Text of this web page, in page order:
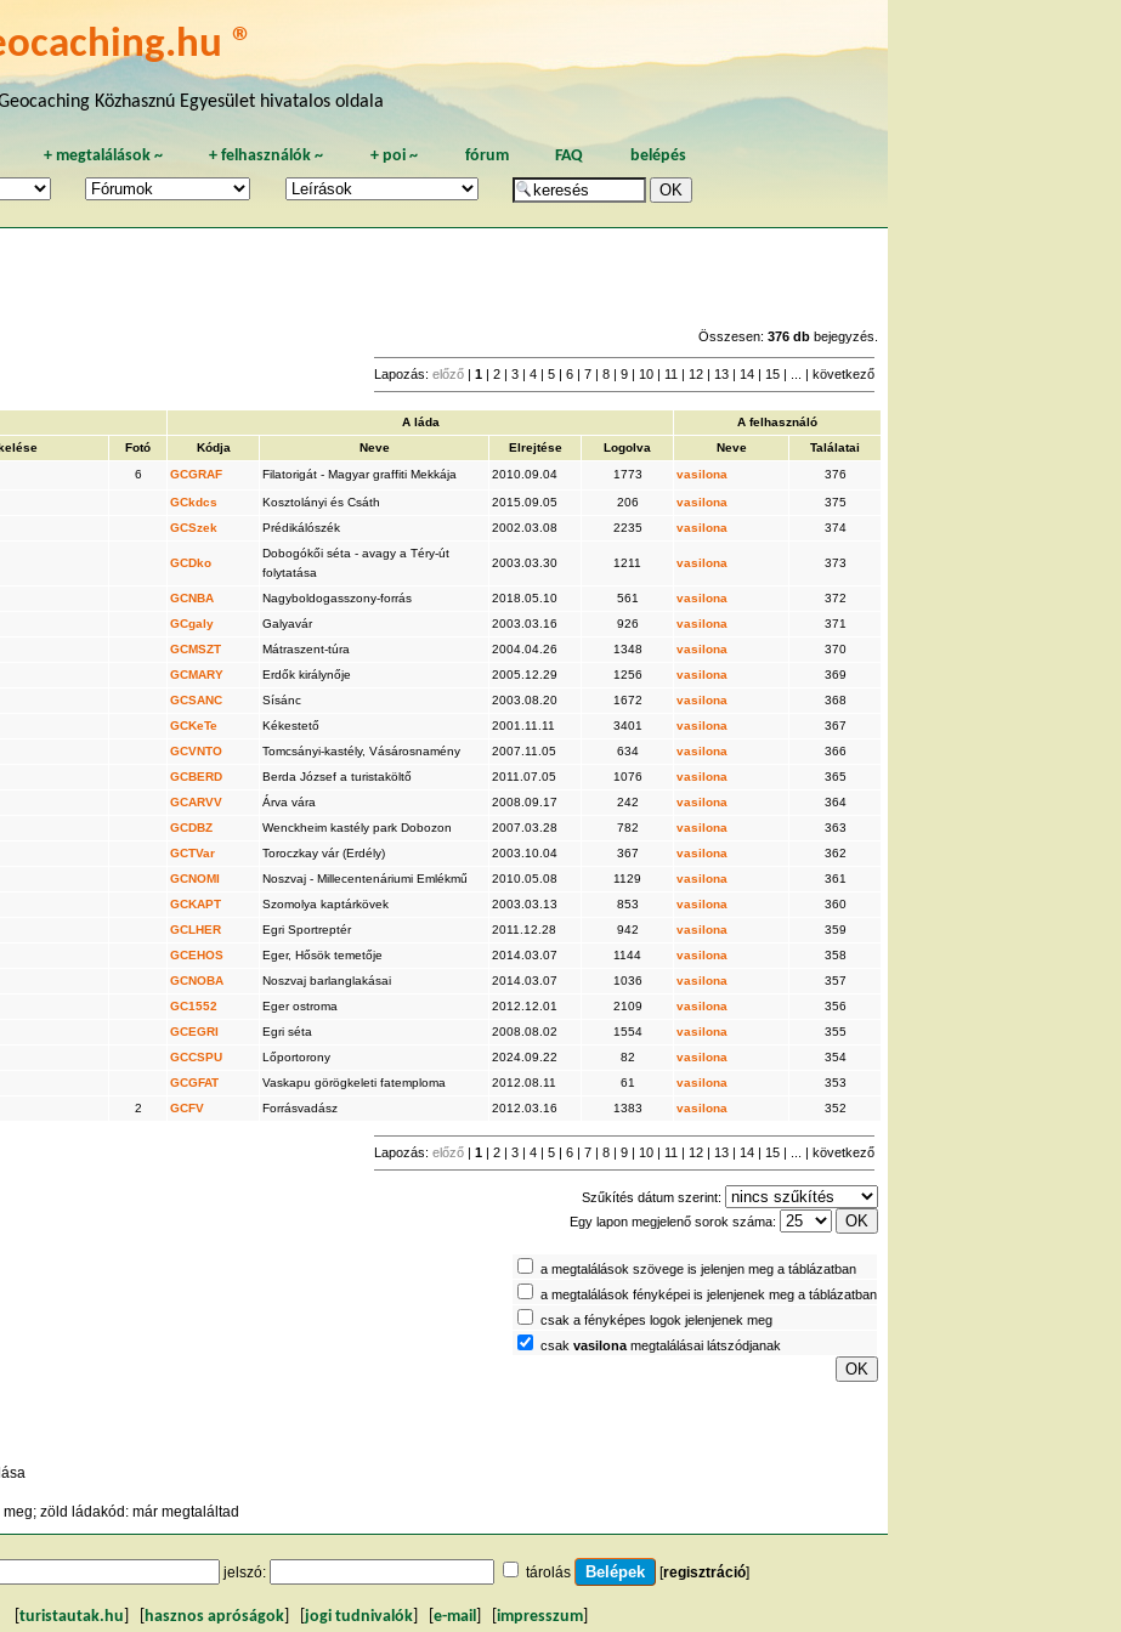
®
Közhasznú Egyesület hivatalos oldala
+ megtalálások~ +felhasználók ~ + poi~ fórum FAQ belépés
Összesen: 376 db bejegyzés.
Lapozás: előző 1 2 3 4 5 6 7 8 9 10 11 12 13 14 15 következő
A láda
A felhasználó
Fotó Kódja Neve Elrejtése Logolva Neve
Találatai
6 GCGRAF Filatorigát - Magyar graffiti Mekkája 2010.09.04 1773 vasilona 376
GCkdcs Kosztolányi és Csáth 2015.09.05 206 vasilona
375
GCSzek Prédikálószék 2002.03.08 2235 vasilona 374
GCDko
Dobogókői séta - avagy a Téry-út
folytatása
2003.03.30 1211 vasilona 373
GCNBA Nagyboldogasszony-forrás 2018.05.10 561 vasilona
372
GCgaly Galyavár 2003.03.16 926 vasilona
371
GCMSZT Mátraszent-túra 2004.04.26 1348 vasilona
370
GCMARY Erdők királynője 2005.12.29 1256 vasilona
369
GCSANC Sísánc 2003.08.20 1672 vasilona
368
GCKeTe Kékestető 2001.11.11 3401 vasilona
367
GCVNTO Tomcsányi-kastély, Vásárosnamény 2007.11.05 634 vasilona
366
GCBERD Berda József a turistaköltő 2011.07.05 1076 vasilona
365
GCARVV Árva vára 2008.09.17 242 vasilona
364
GCDBZ Wenckheim kastély park Dobozon 2007.03.28 782 vasilona
363
GCTVar Toroczkay vár (Erdély) 2003.10.04 367 vasilona
362
GCNOMI Noszvaj - Millecentenáriumi Emlékmű 2010.05.08 1129 vasilona
361
GCKAPT Szomolya kaptárkövek 2003.03.13 853 vasilona
360
GCLHER Egri Sportreptér 2011.12.28 942 vasilona
359
GCEHOS Eger, Hősök temetője 2014.03.07 1144 vasilona
358
GCNOBA Noszvaj barlanglakásai 2014.03.07 1036 vasilona
357
GC1552 Eger ostroma 2012.12.01 2109 vasilona
356
GCEGRI Egri séta 2008.08.02 1554 vasilona
355
GCCSPU Lőportorony 2024.09.22 82 vasilona
354
GCGFAT Vaskapu görögkeleti fatemploma 2012.08.11 61 vasilona
353
2 GCFV Forrásvadász 2012.03.16 1383 vasilona 352
Lapozás: előző 1 2 3 4 5 6 7 8 9 10 11 12 13 14 15 következő
Szűkítés dátum szerint:
Egy lapon megjelenő sorok száma:
a megtalálások szövege is jelenjen meg a táblázatban
a megtalálások fényképei is jelenjenek meg a táblázatban
csak a fényképes logok jelenjenek meg
csak vasilona megtalálásai látszódjanak
zöld ládakód: már megtaláltad
jelszó: tárolás [regisztráció]
turistautak.hu hasznos apróságok jogi tudnivalók e-mail impresszum